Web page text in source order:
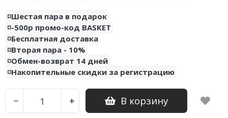
◽️Шестая пара в подарок
◽️-500р промо-код BASKET
◽️Бесплатная доставка
◽️Вторая пара - 10%
◽️Обмен-возврат 14 дней
◽️Накопительные скидки за регистрацию
− + В корзину
Air Jordan 14
Air Jordan 15
Air Jordan 23